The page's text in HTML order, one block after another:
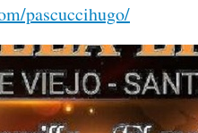
pascuccihugo/